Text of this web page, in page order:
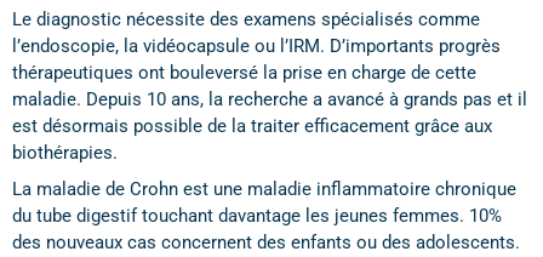
Le diagnostic nécessite des examens spécialisés comme
l’endoscopie, la vidéocapsule ou l’IRM. D’importants progrès
thérapeutiques ont bouleversé la prise en charge de cette
maladie. Depuis 10 ans, la recherche a avancé à grands pas et il
est désormais possible de la traiter efficacement grâce aux
biothérapies.
La maladie de Crohn est une maladie inflammatoire chronique
du tube digestif touchant davantage les jeunes femmes. 10%
des nouveaux cas concernent des enfants ou des adolescents.